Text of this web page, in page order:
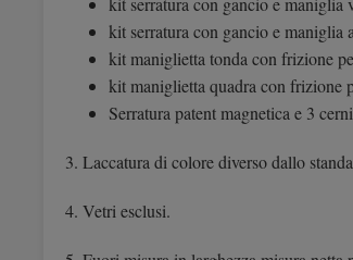
kit serratura con gancio e maniglia
kit maniglietta tonda con frizione
kit maniglietta quadra con frizione
Serratura patent magnetica e 3
3. Laccatura di colore diverso dallo
4. Vetri esclusi.